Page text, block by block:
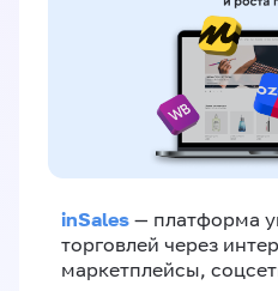
inSales — платформа
торговлей через
маркетплейсы,